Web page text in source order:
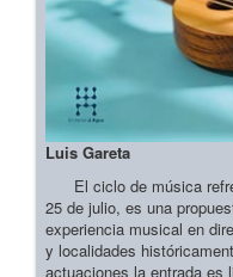
Luis Gareta
El ciclo de música
25 de julio, es una
experiencia musical en
y localidades
actuaciones la entrada es